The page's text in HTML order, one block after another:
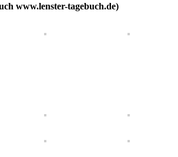
www.lenster-tagebuch.de)